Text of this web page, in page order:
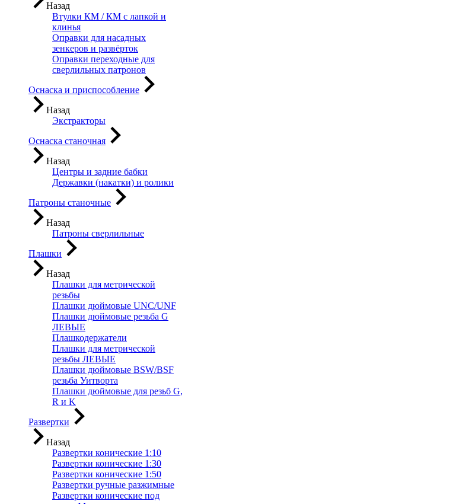
Назад
Втулки КМ / КМ с лапкой и
клинья
Оправки для насадных
зенкеров и развёрток
Оправки переходные для
сверлильных патронов
Оснаска и приспособление
Назад
Экстракторы
Оснаска станочная
Назад
Центры и задние бабки
Державки (накатки) и ролики
Патроны станочные
Назад
Патроны сверлильные
Плашки
Назад
Плашки для метрической
резьбы
Плашки дюймовые UNC/UNF
Плашки дюймовые резьба G
ЛЕВЫЕ
Плашкодержатели
Плашки для метрической
резьбы ЛЕВЫЕ
Плашки дюймовые BSW/BSF
резьба Уитворта
Плашки дюймовые для резьб G,
R и K
Развертки
Назад
Развертки конические 1:10
Развертки конические 1:30
Развертки конические 1:50
Развертки ручные разжимные
Развертки конические под